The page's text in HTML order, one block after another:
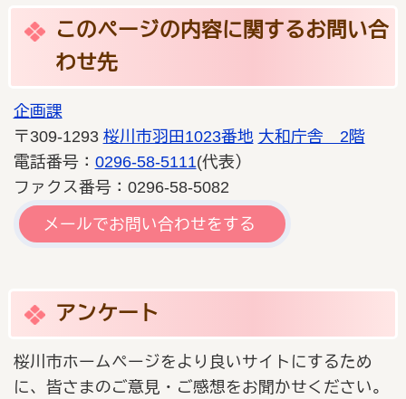
このページの内容に関するお問い合
わせ先
企画課
〒309-1293 桜川市羽田1023番地 大和庁舎 2階
電話番号： 0296-58-5111(代表）
ファクス番号：0296-58-5082
メールでお問い合わせをする
アンケート
桜川市ホームページをより良いサイトにするため
に、皆さまのご意見・ご感想をお聞かせください。